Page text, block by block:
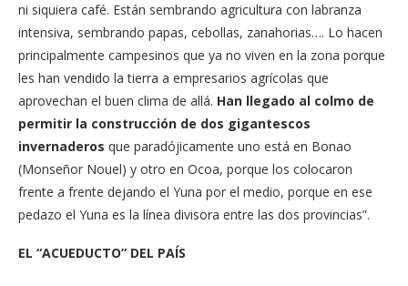
ni siquiera café. Están sembrando agricultura con labranza
intensiva, sembrando papas, cebollas, zanahorias…. Lo hacen
principalmente campesinos que ya no viven en la zona porque
les han vendido la tierra a empresarios agrícolas que
aprovechan el buen clima de allá. Han llegado al colmo de
permitir la construcción de dos gigantescos
invernaderos que paradójicamente uno está en Bonao
(Monseñor Nouel) y otro en Ocoa, porque los colocaron
frente a frente dejando el Yuna por el medio, porque en ese
pedazo el Yuna es la línea divisora entre las dos provincias”.
EL “ACUEDUCTO” DEL PAÍS